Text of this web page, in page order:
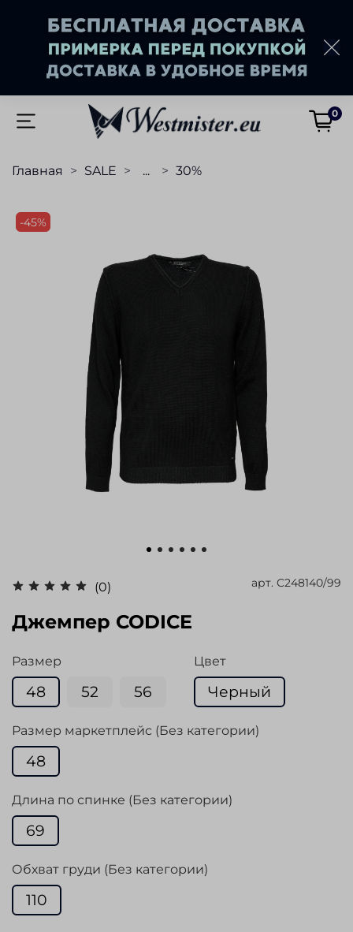
0
Главная SALE ... 30%
-45%
(0) арт. C248140/99
Джемпер CODICE
Размер
48 52 56
Цвет
Черный
Размер маркетплейс (Без категории)
48
Длина по спинке (Без категории)
69
Обхват груди (Без категории)
110